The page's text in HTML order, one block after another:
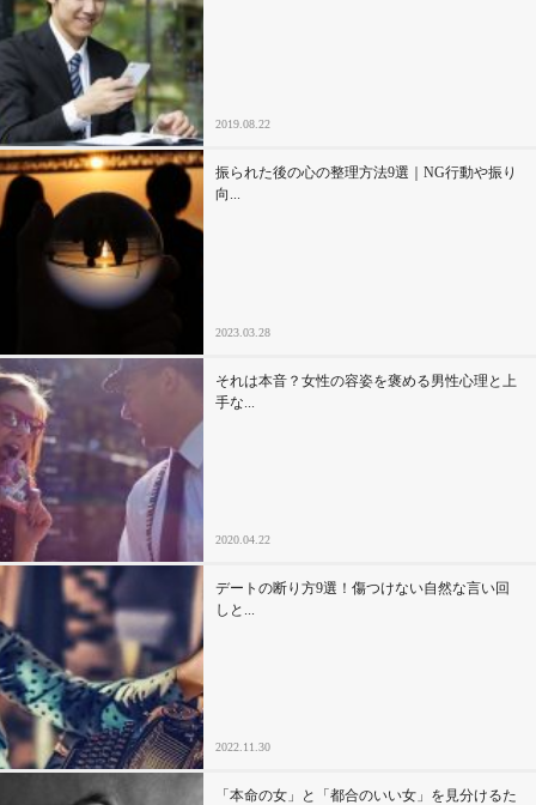
カルチャー・トレンド・芸能
驚き
2019.08.22
振られた後の心の整理方法9選｜NG行動や振り
向...
2023.03.28
それは本音？女性の容姿を褒める男性心理と上
手な...
2020.04.22
デートの断り方9選！傷つけない自然な言い回
しと...
2022.11.30
「本命の女」と「都合のいい女」を見分けるた